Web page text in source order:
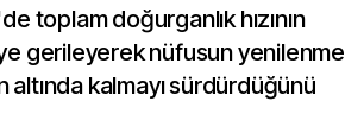
toplam doğurganlık hızının
gerileyerek nüfusun yenilenme
altında kalmayı sürdürdüğünü